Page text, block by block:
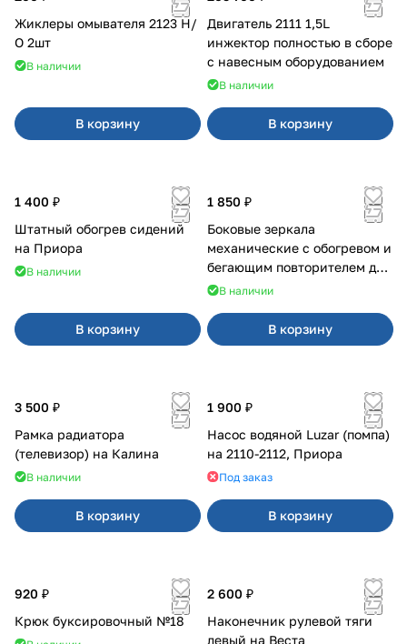
Жиклеры омывателя 2123 Н/
О 2шт
В наличии
В корзину
Двигатель 2111 1,5L
инжектор полностью в сборе
с навесным оборудованием
В наличии
В корзину
1 400 ₽
Штатный обогрев сидений
на Приора
В наличии
В корзину
1 850 ₽
Боковые зеркала
механические с обогревом и
бегающим повторителем для
4х4В наличии
В корзину
3 500 ₽
Рамка радиатора
(телевизор) на Калина
В наличии
В корзину
1 900 ₽
Насос водяной Luzar (помпа)
на 2110-2112, Приора
Под заказ
В корзину
920 ₽
Крюк буксировочный №18
2 600 ₽
Наконечник рулевой тяги
левый на Веста